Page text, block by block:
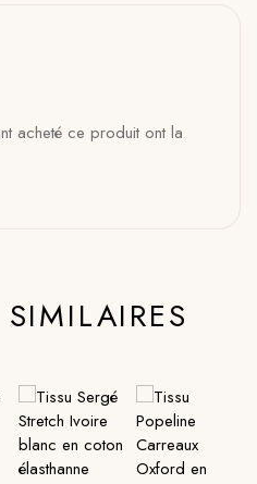
acheté ce produit ont la